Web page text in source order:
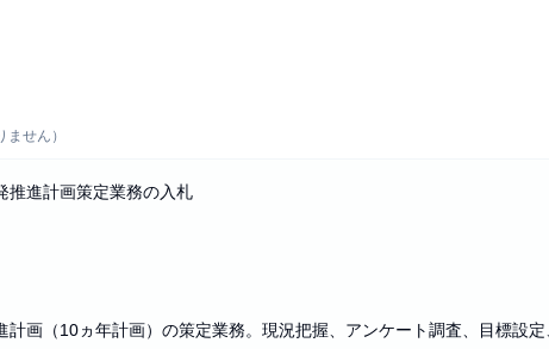
せん）
推進計画策定業務の入札
計画（10ヵ年計画）の策定業務。現況把握、アンケート調査、目標設